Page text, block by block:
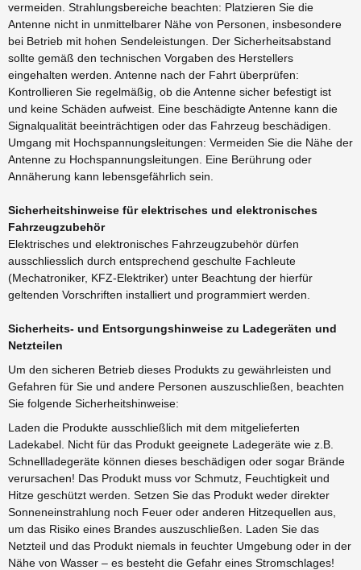
vermeiden. Strahlungsbereiche beachten: Platzieren Sie die
Antenne nicht in unmittelbarer Nähe von Personen, insbesondere
bei Betrieb mit hohen Sendeleistungen. Der Sicherheitsabstand
sollte gemäß den technischen Vorgaben des Herstellers
eingehalten werden. Antenne nach der Fahrt überprüfen:
Kontrollieren Sie regelmäßig, ob die Antenne sicher befestigt ist
und keine Schäden aufweist. Eine beschädigte Antenne kann die
Signalqualität beeinträchtigen oder das Fahrzeug beschädigen.
Umgang mit Hochspannungsleitungen: Vermeiden Sie die Nähe der
Antenne zu Hochspannungsleitungen. Eine Berührung oder
Annäherung kann lebensgefährlich sein.
Sicherheitshinweise für elektrisches und elektronisches
Fahrzeugzubehör
Elektrisches und elektronisches Fahrzeugzubehör dürfen
ausschliesslich durch entsprechend geschulte Fachleute
(Mechatroniker, KFZ-Elektriker) unter Beachtung der hierfür
geltenden Vorschriften installiert und programmiert werden.
Sicherheits- und Entsorgungshinweise zu Ladegeräten und
Netzteilen
Um den sicheren Betrieb dieses Produkts zu gewährleisten und
Gefahren für Sie und andere Personen auszuschließen, beachten
Sie folgende Sicherheitshinweise:
Laden die Produkte ausschließlich mit dem mitgelieferten
Ladekabel. Nicht für das Produkt geeignete Ladegeräte wie z.B.
Schnellladegeräte können dieses beschädigen oder sogar Brände
verursachen! Das Produkt muss vor Schmutz, Feuchtigkeit und
Hitze geschützt werden. Setzen Sie das Produkt weder direkter
Sonneneinstrahlung noch Feuer oder anderen Hitzequellen aus,
um das Risiko eines Brandes auszuschließen. Laden Sie das
Netzteil und das Produkt niemals in feuchter Umgebung oder in der
Nähe von Wasser – es besteht die Gefahr eines Stromschlages!